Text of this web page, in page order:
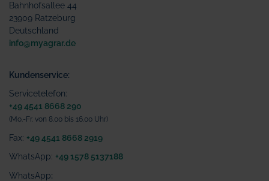
Bahnhofsallee 44
23909 Ratzeburg
Deutschland
info@myagrar.de
Kundenservice:
Servicetelefon:
+49 4541 8668 290
(Mo.-Fr. von 8.00 bis 16.00 Uhr)
Fax: +49 4541 8668 2919
WhatsApp: +49 1578 5137188
WhatsApp: